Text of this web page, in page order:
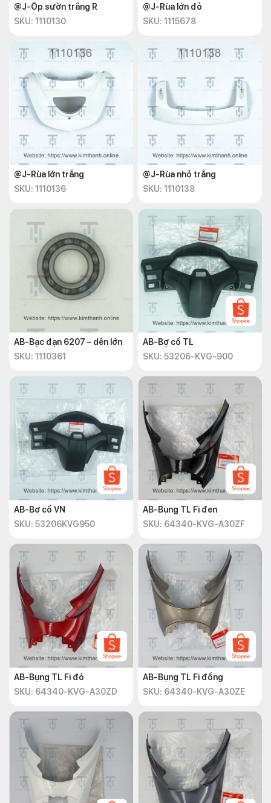
@J-Ốp sườn trắng R
SKU: 1110130
@J-Rùa lớn đỏ
SKU: 1115678
@J-Rùa lớn trắng
SKU: 1110136
@J-Rùa nhỏ trắng
SKU: 1110138
AB-Bạc đạn 6207 – dên lớn
SKU: 1110361
AB-Bợ cổ TL
SKU: 53206-KVG-900
AB-Bợ cổ VN
SKU: 53206KVG950
AB-Bụng TL Fi đen
SKU: 64340-KVG-A30ZF
AB-Bụng TL Fi đỏ
SKU: 64340-KVG-A30ZD
AB-Bụng TL Fi đồng
SKU: 64340-KVG-A30ZE